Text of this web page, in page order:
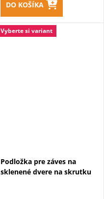
DO KOŠÍKA
Vyberte si variant
Podložka pre záves na
sklenené dvere na skrutku